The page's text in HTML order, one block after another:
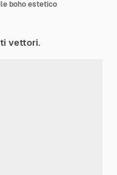
boho estetico
vettori.